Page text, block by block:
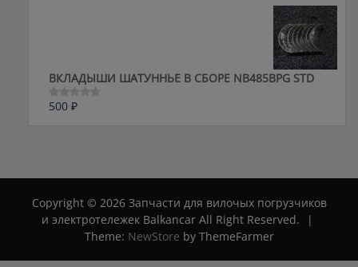
ВКЛАДЫШИ ШАТУННЬЕ В СБОРЕ NB485BPG STD
Оценка
500 ₽
Copyright © 2026 Запчасти для вилочых погрузчиков
и электротележек Balkancar All Right Reserved.
|
Theme: NewStore by ThemeFarmer